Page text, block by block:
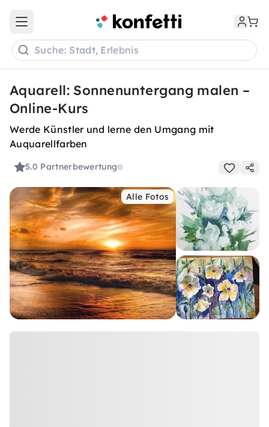
Open main menu
Suche: Stadt, Erlebnis
Aquarell: Sonnenuntergang malen –
Online-Kurs
Werde Künstler und lerne den Umgang mit
Auquarellfarben
5.0 Partnerbewertung
Alle Fotos